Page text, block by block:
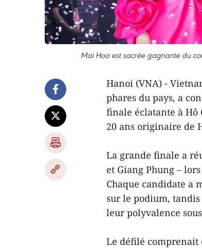
Mai Hoa est sacrée gagnante du
Hanoi (VNA) -
phares du pays, a
finale éclatante à
20 ans originaire de
La grande finale a
et Giang Phung –
Chaque candidate a
sur le podium,
leur polyvalence
Le défilé comprenait